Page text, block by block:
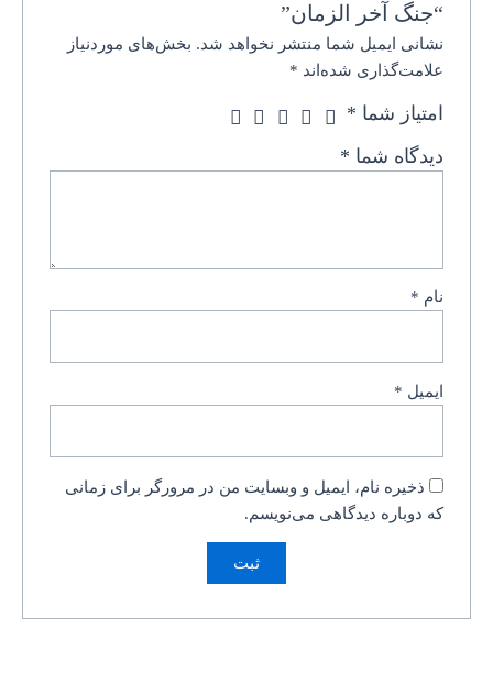
“جنگ آخر الزمان”
نشانی ایمیل شما منتشر نخواهد شد. بخش‌های موردنیاز
علامت‌گذاری شده‌اند *
امتیاز شما *
دیدگاه شما *
نام *
ایمیل *
ذخیره نام، ایمیل و وبسایت من در مرورگر برای زمانی
که دوباره دیدگاهی می‌نویسم.